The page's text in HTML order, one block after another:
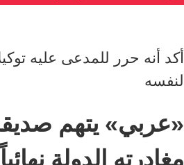
أكد أنه حرر للمدعى عليه
لنفسه
«عربي» يتهم
مغادرته الدولة نهائياً